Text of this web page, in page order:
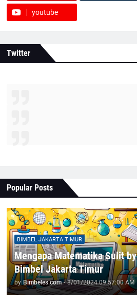
youtube
Twitter
Popular Posts
BIMBEL JAKARTA TIMUR
Mengapa Matematika Sulit by
Bimbel Jakarta Timur
by Bimbeles.com - 8/01/2024 09:57:00 AM